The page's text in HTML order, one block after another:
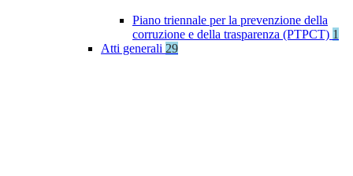
Piano triennale per la prevenzione della
corruzione e della trasparenza (PTPCT) 1
Atti generali 29